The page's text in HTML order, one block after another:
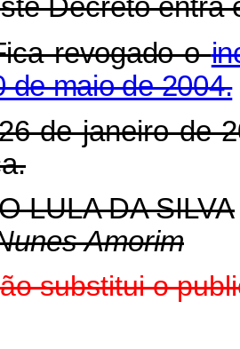
Decreto entra
revogado o
de maio de 2004.
de janeiro de
LULA DA SILVA
Amorim
substitui o